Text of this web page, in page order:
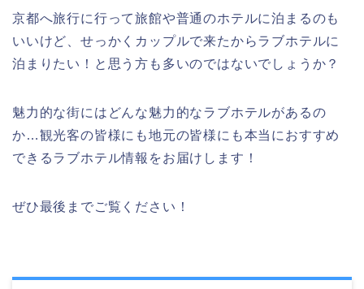
京都へ旅行に行って旅館や普通のホテルに泊まるのも
いいけど、せっかくカップルで来たからラブホテルに
泊まりたい！と思う方も多いのではないでしょうか？
魅力的な街にはどんな魅力的なラブホテルがあるの
か…観光客の皆様にも地元の皆様にも本当におすすめ
できるラブホテル情報をお届けします！
ぜひ最後までご覧ください！